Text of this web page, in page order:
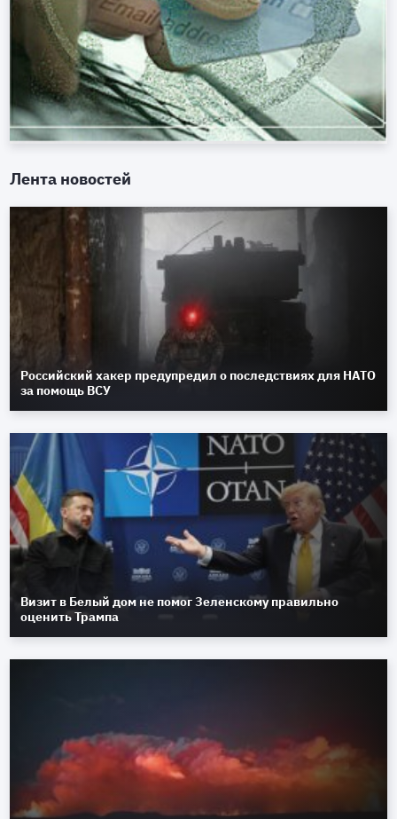
Лента новостей
Российский хакер предупредил о последствиях для НАТО
за помощь ВСУ
Визит в Белый дом не помог Зеленскому правильно
оценить Трампа